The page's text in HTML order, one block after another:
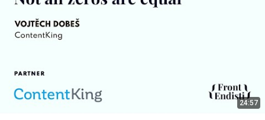
24:57